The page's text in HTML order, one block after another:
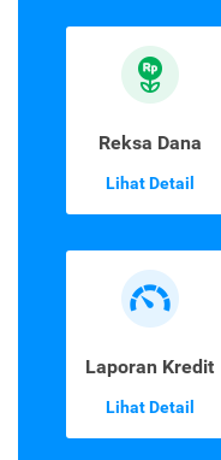
Reksa Dana
Lihat Detail
Laporan Kredit
Lihat Detail